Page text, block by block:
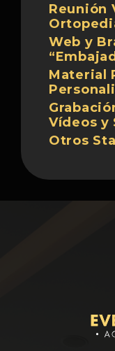
Reunión
Web y
Material
Vídeos y
Otros